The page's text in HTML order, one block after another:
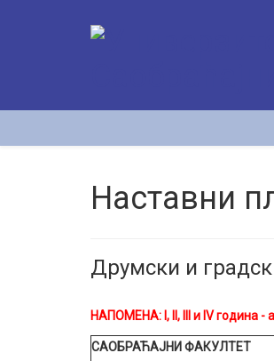
Наставни
Друмски и
НАПОМЕНА: I, II, III и IV година
САОБРАЋАЈНИ ФАКУЛТЕТ